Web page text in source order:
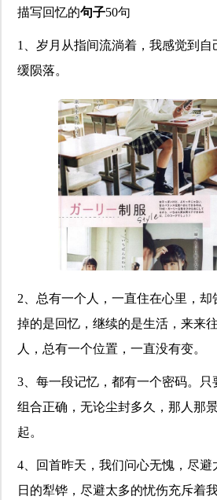
描写回忆的句子50句
1、岁月从指间流淌着，我感觉到
缓陨落。
2、总有一个人，一直住在心里，
掉的是回忆，继续的是生活，来来
人，总有一个位置，一直没有变。
3、每一段记忆，都有一个密码。只
组合正确，无论尘封多久，那人那
起。
4、回首昨天，我们问心无愧，尽
日的犁铧，尽避太多的忧伤充斥着